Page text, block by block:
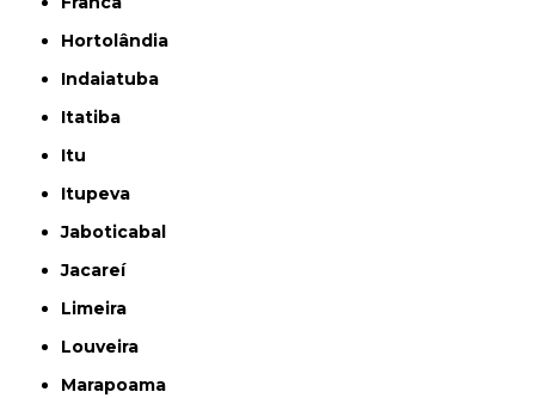
Hortolândia
Indaiatuba
Itatiba
Itu
Itupeva
Jaboticabal
Jacareí
Limeira
Louveira
Marapoama